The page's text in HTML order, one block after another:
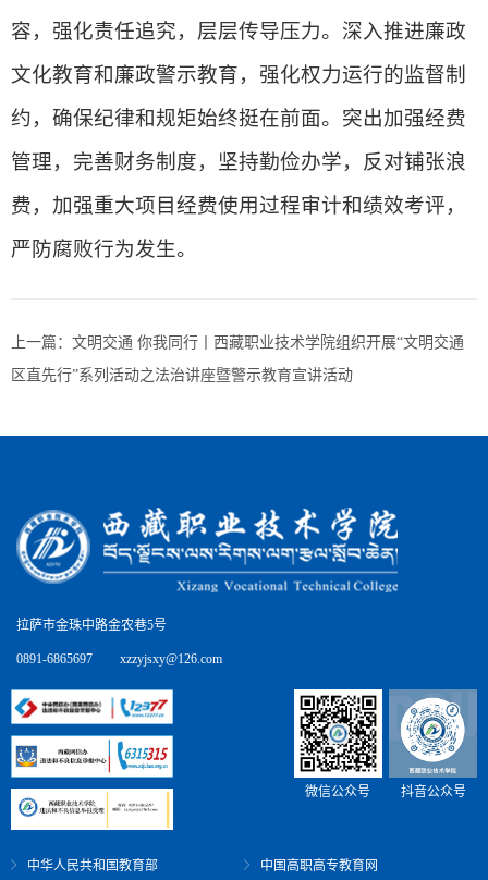
容，强化责任追究，层层传导压力。深入推进廉政
文化教育和廉政警示教育，强化权力运行的监督制
约，确保纪律和规矩始终挺在前面。突出加强经费
管理，完善财务制度，坚持勤俭办学，反对铺张浪
费，加强重大项目经费使用过程审计和绩效考评，
严防腐败行为发生。
上一篇： 文明交通 你我同行丨西藏职业技术学院组织开展“文明交通
区直先行”系列活动之法治讲座暨警示教育宣讲活动
拉萨市金珠中路金农巷5号
0891-6865697 xzzyjsxy@126.com
微信公众号 抖音公众号
中华人民共和国教育部 中国高职高专教育网